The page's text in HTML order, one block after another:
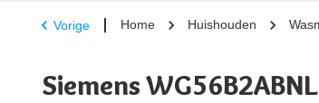
Vorige Home Huishouden
Siemens WG56B2ABNL